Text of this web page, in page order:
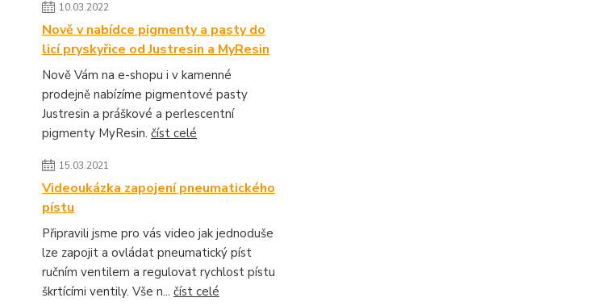
10.03.2022
Nově v nabídce pigmenty a pasty do
licí pryskyřice od Justresin a MyResin
Nově Vám na e-shopu i v kamenné
prodejně nabízíme pigmentové pasty
Justresin a práškové a perlescentní
pigmenty MyResin. číst celé
15.03.2021
Videoukázka zapojení pneumatického
pístu
Připravili jsme pro vás video jak jednoduše
lze zapojit a ovládat pneumatický píst
ručním ventilem a regulovat rychlost pístu
škrtícími ventily. Vše n... číst celé